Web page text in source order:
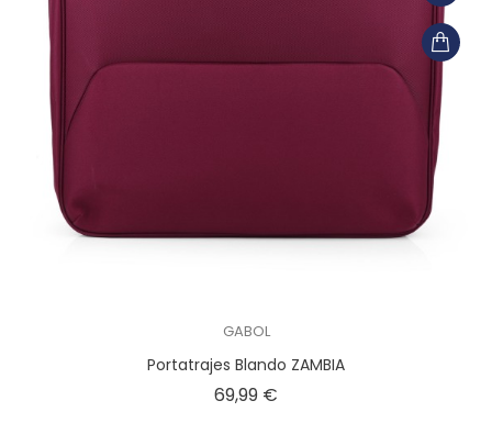
GABOL
Portatrajes Blando ZAMBIA
69,99 €